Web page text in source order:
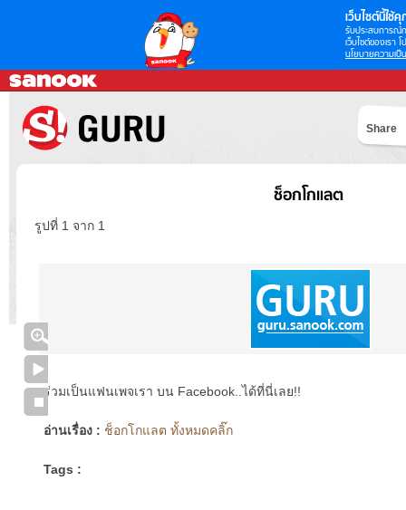
เว็บไซต์นี้ใช้คุ
รับประสบการณ์
เว็บไซต์ของเรา
นโยบายความเป็
Share
ช็อกโกแลต
รูปที่ 1 จาก 1
ร่วมเป็นแฟนเพจเรา บน Facebook..ได้ที่นี่เลย!!
อ่านเรื่อง : ช็อกโกแลต ทั้งหมดคลิ๊ก
Tags :